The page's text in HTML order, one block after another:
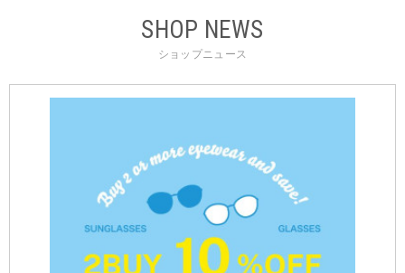
SHOP NEWS
ショップニュース